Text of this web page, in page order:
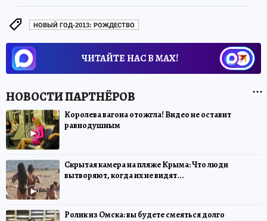
НОВЫЙ ГОД-2013: РОЖДЕСТВО
ЧИТАЙТЕ НАС В МАХ!
Королева вагона отожгла! Видео не оставит
равнодушным
Скрытая камера на пляже Крыма: Что люди
вытворяют, когда их не видят...
Ролик из Омска: вы будете смеяться долго